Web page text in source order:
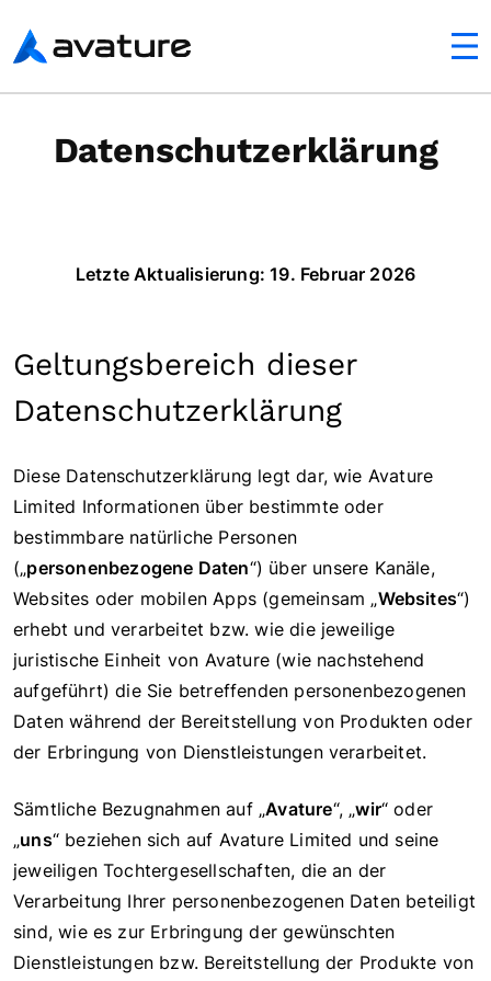
Avature
Datenschutzerklärung
Letzte Aktualisierung: 19. Februar 2026
Geltungsbereich dieser
Datenschutzerklärung
Diese Datenschutzerklärung legt dar, wie Avature
Limited Informationen über bestimmte oder
bestimmbare natürliche Personen
(„personenbezogene Daten“) über unsere Kanäle,
Websites oder mobilen Apps (gemeinsam „Websites“)
erhebt und verarbeitet bzw. wie die jeweilige
juristische Einheit von Avature (wie nachstehend
aufgeführt) die Sie betreffenden personenbezogenen
Daten während der Bereitstellung von Produkten oder
der Erbringung von Dienstleistungen verarbeitet.
Sämtliche Bezugnahmen auf „Avature“, „wir“ oder
„uns“ beziehen sich auf Avature Limited und seine
jeweiligen Tochtergesellschaften, die an der
Verarbeitung Ihrer personenbezogenen Daten beteiligt
sind, wie es zur Erbringung der gewünschten
Dienstleistungen bzw. Bereitstellung der Produkte von